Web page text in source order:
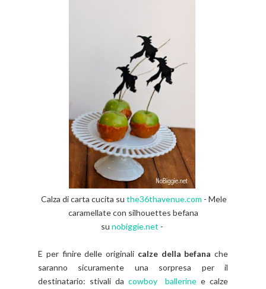
Calza di carta cucita su the36thavenue.com - Mele
caramellate con silhouettes befana
su nobiggie.net -
E per finire delle originali calze della befana che
saranno sicuramente una sorpresa per il
destinatario: stivali da cowboy ballerine e calze